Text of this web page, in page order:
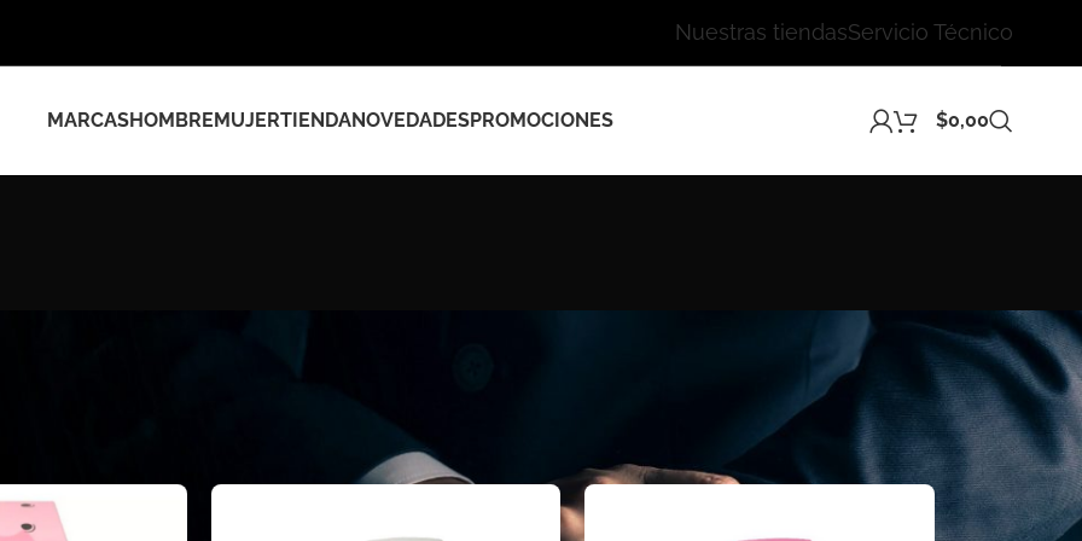
Nuestras tiendasServicio Técnico
MARCASHOMBREMUJERTIENDANOVEDADESPROMOCIONES $0,00
Show